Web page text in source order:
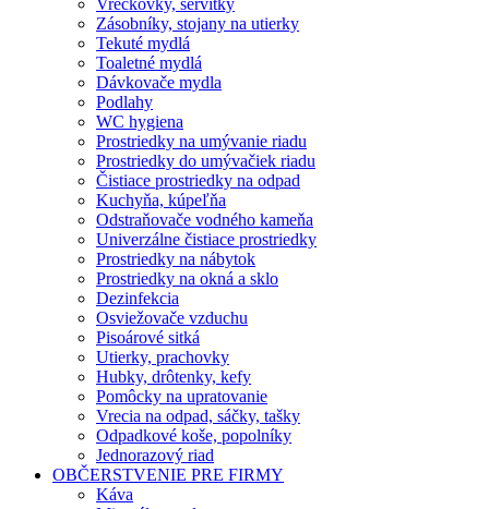
Vreckovky, servítky
Zásobníky, stojany na utierky
Tekuté mydlá
Toaletné mydlá
Dávkovače mydla
Podlahy
WC hygiena
Prostriedky na umývanie riadu
Prostriedky do umývačiek riadu
Čistiace prostriedky na odpad
Kuchyňa, kúpeľňa
Odstraňovače vodného kameňa
Univerzálne čistiace prostriedky
Prostriedky na nábytok
Prostriedky na okná a sklo
Dezinfekcia
Osviežovače vzduchu
Pisoárové sitká
Utierky, prachovky
Hubky, drôtenky, kefy
Pomôcky na upratovanie
Vrecia na odpad, sáčky, tašky
Odpadkové koše, popolníky
Jednorazový riad
OBČERSTVENIE PRE FIRMY
Káva